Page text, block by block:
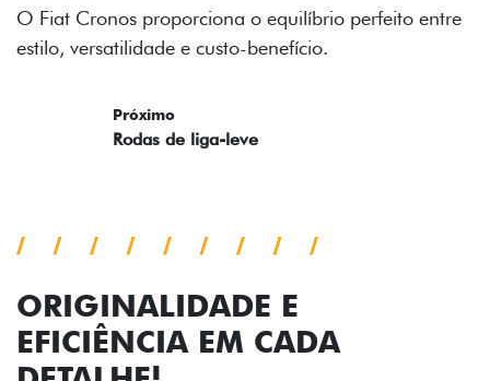
Cronos proporciona o equilíbrio perfeito entre
versatilidade e custo-benefício.
ORIGINALIDADE E